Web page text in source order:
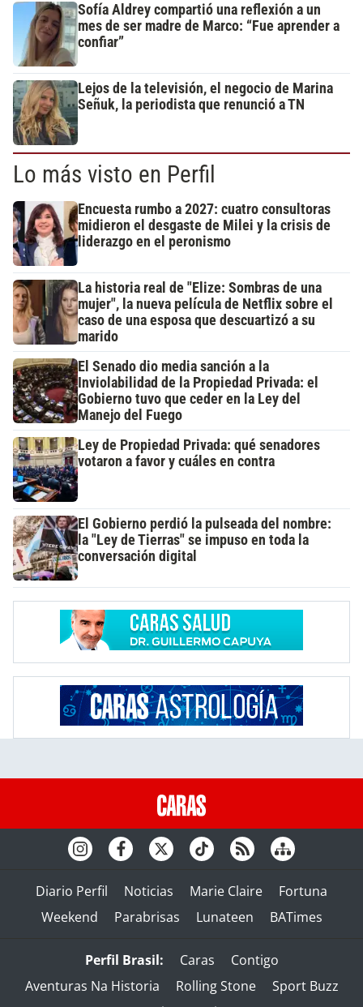
Sofía Aldrey compartió una reflexión a un
mes de ser madre de Marco: “Fue aprender a
confiar”
Lejos de la televisión, el negocio de Marina
Señuk, la periodista que renunció a TN
Lo más visto en Perfil
Encuesta rumbo a 2027: cuatro consultoras
midieron el desgaste de Milei y la crisis de
liderazgo en el peronismo
La historia real de "Elize: Sombras de una
mujer", la nueva película de Netflix sobre el
caso de una esposa que descuartizó a su
marido
El Senado dio media sanción a la
Inviolabilidad de la Propiedad Privada: el
Gobierno tuvo que ceder en la Ley del
Manejo del Fuego
Ley de Propiedad Privada: qué senadores
votaron a favor y cuáles en contra
El Gobierno perdió la pulseada del nombre:
la "Ley de Tierras" se impuso en toda la
conversación digital
Diario Perfil Noticias Marie Claire
Fortuna
Weekend
Parabrisas Lunateen BATimes
Perfil Brasil: Caras
Contigo
Aventuras Na Historia
Rolling Stone
Sport Buzz